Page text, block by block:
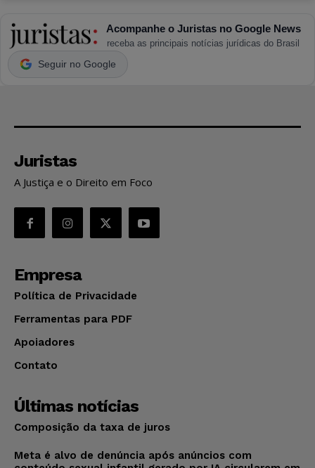
Acompanhe o Juristas no Google News
receba as principais notícias jurídicas do Brasil
Seguir no Google
Juristas
A Justiça e o Direito em Foco
Empresa
Política de Privacidade
Ferramentas para PDF
Apoiadores
Contato
Últimas notícias
Composição da taxa de juros
Meta é alvo de denúncia após anúncios com